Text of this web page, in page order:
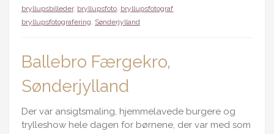
bryllupsbilleder, bryllupsfoto, bryllupsfotograf,
bryllupsfotografering, Sønderjylland
Ballebro Færgekro,
Sønderjylland
Der var ansigtsmaling, hjemmelavede burgere og
trylleshow hele dagen for børnene, der var med som